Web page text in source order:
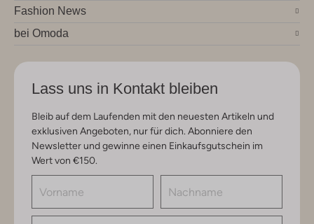
Fashion News
bei Omoda
Lass uns in Kontakt bleiben
Bleib auf dem Laufenden mit den neuesten Artikeln und
exklusiven Angeboten, nur für dich. Abonniere den
Newsletter und gewinne einen Einkaufsgutschein im
Wert von €150.